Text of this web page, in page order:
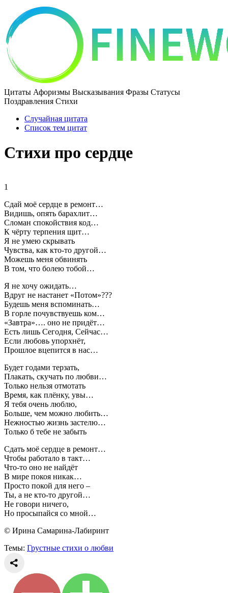
Цитаты Афоризмы Высказывания Фразы Статусы
Поздравления Стихи
Случайная цитата
Список тем цитат
Стихи про сердце
1
Сдай моё сердце в ремонт…
Видишь, опять барахлит…
Сломан спокойствия код…
К чёрту терпения щит…
Я не умею скрывать
Чувства, как кто-то другой…
Можешь меня обвинять
В том, что болею тобой…
Я не хочу ожидать…
Вдруг не настанет «Потом»???
Будешь меня вспоминать…
В горле почувствуешь ком…
«Завтра»…. оно не придёт…
Есть лишь Сегодня, Сейчас…
Если любовь упорхнёт,
Прошлое вцепится в нас…
Будет годами терзать,
Плакать, скучать по любви…
Только нельзя отмотать
Время, как плёнку, увы…
Я тебя очень люблю,
Больше, чем можно любить…
Нежностью жизнь застелю…
Только б тебе не забыть
Сдать моё сердце в ремонт…
Чтобы работало в такт…
Что-то оно не найдёт
В мире покоя никак…
Просто покой для него –
Ты, а не кто-то другой…
Не говори ничего,
Но просыпайся со мной…
© Ирина Самарина-Лабиринт
Темы: Грустные стихи о любви